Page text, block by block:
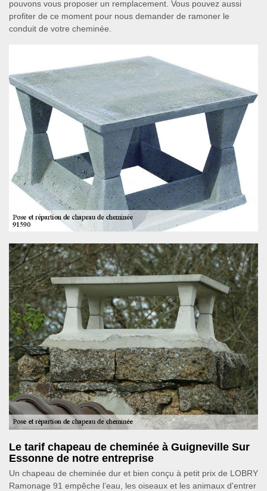
pouvons vous proposer un remplacement. Vous pouvez aussi
profiter de ce moment pour nous demander de ramoner le
conduit de votre cheminée.
Le tarif chapeau de cheminée à Guigneville Sur
Essonne de notre entreprise
Un chapeau de cheminée dur et bien conçu à petit prix de LOBRY
Ramonage 91 empêche l’eau, les oiseaux et les animaux d'entrer